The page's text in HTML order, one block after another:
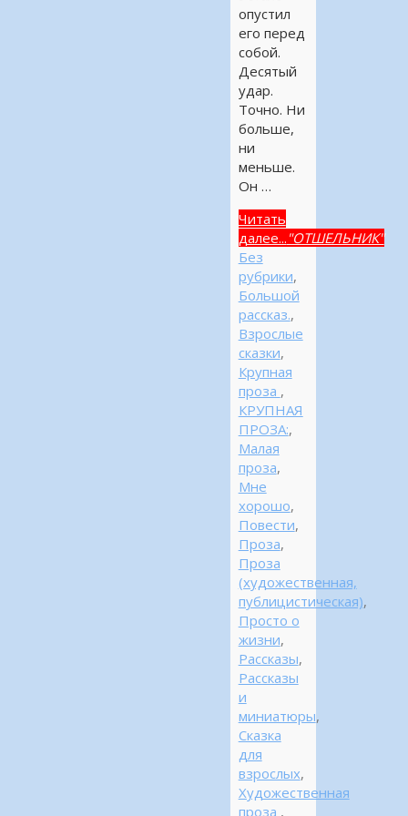
опустил
его перед
собой.
Десятый
удар.
Точно. Ни
больше,
ни
меньше.
Он …
Читать
далее... "ОТШЕЛЬНИК"
Без
рубрики,
Большой
рассказ.,
Взрослые
сказки,
Крупная
проза ,
КРУПНАЯ
ПРОЗА:,
Малая
проза,
Мне
хорошо,
Повести,
Проза,
Проза
(художественная,
публицистическая),
Просто о
жизни,
Рассказы,
Рассказы
и
миниатюры,
Сказка
для
взрослых,
Художественная
проза ,